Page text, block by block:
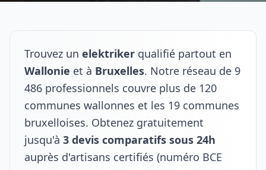
Trouvez un elektriker qualifié partout en
Wallonie et à Bruxelles. Notre réseau de 9
486 professionnels couvre plus de 120
communes wallonnes et les 19 communes
bruxelloises. Obtenez gratuitement
jusqu'à 3 devis comparatifs sous 24h
auprès d'artisans certifiés (numéro BCE